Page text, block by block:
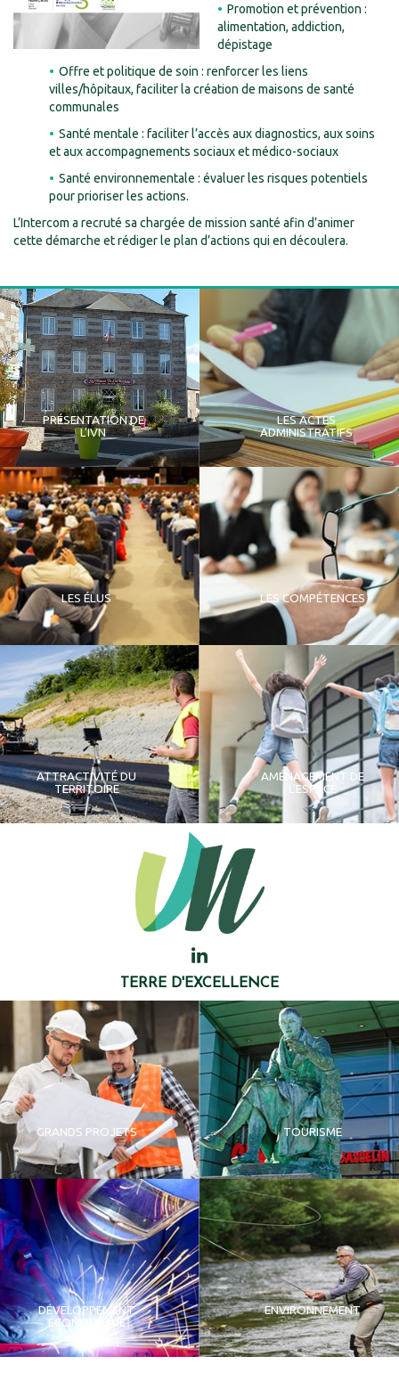
Promotion et prévention :
alimentation, addiction,
dépistage
Offre et politique de soin : renforcer les liens
villes/hôpitaux, faciliter la création de maisons de santé
communales
Santé mentale : faciliter l’accès aux diagnostics, aux soins
et aux accompagnements sociaux et médico-sociaux
Santé environnementale : évaluer les risques potentiels
pour prioriser les actions.
L’Intercom a recruté sa chargée de mission santé afin d’animer
cette démarche et rédiger le plan d’actions qui en découlera.
PRÉSENTATION DE
L'IVN
LES ACTES
ADMINISTRATIFS
LES ÉLUS LES COMPÉTENCES
ATTRACTIVITÉ DU
TERRITOIRE
AMÉNAGEMENT DE
L'ESPACE
TERRE D'EXCELLENCE
GRANDS PROJETS TOURISME
DÉVELOPPEMENT
ÉCONOMIQUE
ENVIRONNEMENT